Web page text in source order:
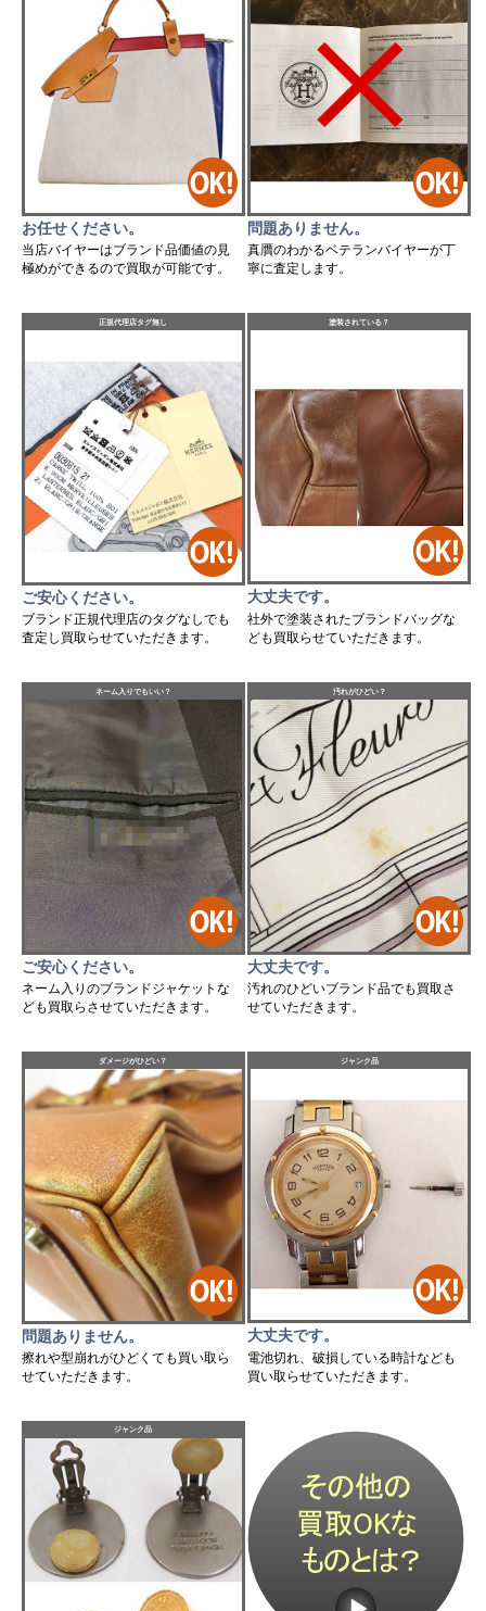
お任せください。
当店バイヤーはブランド品価値の見
極めができるので買取が可能です。
問題ありません。
真贋のわかるベテランバイヤーが丁
寧に査定します。
正規代理店タグ無し
ご安心ください。
ブランド正規代理店のタグなしでも
査定し買取らせていただきます。
塗装されている？
大丈夫です。
社外で塗装されたブランドバッグな
ども買取らせていただきます。
ネーム入りでもいい？
ご安心ください。
ネーム入りのブランドジャケットな
ども買取らさせていただきます。
汚れがひどい？
大丈夫です。
汚れのひどいブランド品でも買取さ
せていただきます。
ダメージがひどい？
問題ありません。
擦れや型崩れがひどくても買い取ら
せていただきます。
ジャンク品
大丈夫です。
電池切れ、破損している時計なども
買い取らせていただきます。
ジャンク品